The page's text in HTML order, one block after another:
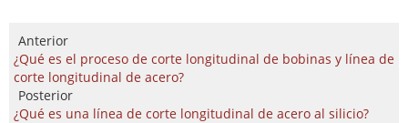
Anterior
¿Qué es el proceso de corte longitudinal de bobinas y línea de
corte longitudinal de acero?
Posterior
¿Qué es una línea de corte longitudinal de acero al silicio?